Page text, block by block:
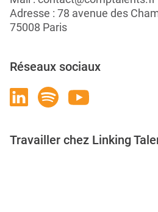
Adresse : 78 avenue des
75008 Paris
Réseaux sociaux
Travailler chez Linking